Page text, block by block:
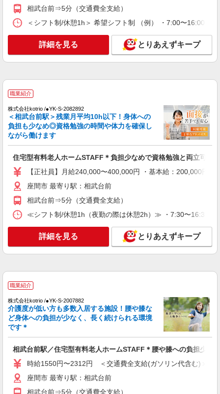
キープ
職業紹介
株式会社kotrio /●YK-S-2097996
介護職の正社員で夜勤一切ナシ！デイサービス
★座間駅
により変動） ・固定残業手当：20,000円（10時
間） ※固定残業時間を超過する場合には超過勤務
手当として別途支給 ・夜勤手当：10,000円/1回
（上記給与とは別に支給） 下記資格をお持ちの方
歓迎 ・認知症介護基礎研修 ・初任者研修 ・実務
者研修 ・介護福祉士 など
キープ 詳細を見る
アルバイト パート
日研トータルソーシング株式会社 メディカルケア事業部/町田オフィ
ス
未経験・無資格OKの介護スタッフ
時給1,500円〜1,750円 ★週払いOK（規定あ
り） ※給与幅は経験・能力による
神奈川県座間市 【最寄駅】相武台前駅 ★勤務
地は3000ヶ所以上★ 自宅から通いやすいエリアな
ど、お好きな勤務地をお選び下さい！！
キープ 詳細を見る
高齢者向けマンションstaff
キープ 詳細を見る
株式会社kotrio /●YK-S-2098483
≪相武台前駅≫高月給24万〜/賞与年2回｜就労
相武台前⇒5分（交通費全支給）
＜シフト制/休憩1h＞ 希望シフト制 （例） ・7:00〜16:00
詳細を見る とりあえずキープ
職業紹介
株式会社kotrio /●YK-S-2082892
＜相武台前駅＞残業月平均10h以下！身体への
負担も少なめ◎資格勉強の時間や体力を確保し
ながら働けます
住宅型有料老人ホームSTAFF＊負担少なめで資格勉強と両立可♪
【正社員】月給240,000〜400,000円 ・基本給：200,000円
座間市 最寄り駅：相武台前
相武台前⇒5分（交通費全支給）
≪シフト制/休憩1h（夜勤の際は休憩2h）≫ ・7:30〜16:30
詳細を見る とりあえずキープ
職業紹介
株式会社kotrio /●YK-S-2007882
介護度が低い方も多数入居する施設！腰や膝な
ど身体への負担が少なく、長く続けられる環境
です＊
相武台前駅／住宅型有料老人ホームSTAFF＊腰や膝への負担少な
時給1550円〜2312円 ＜交通費全支給(ガソリン代含む)＞
座間市 最寄り駅：相武台前
相武台前⇒5分（交通費全支給）